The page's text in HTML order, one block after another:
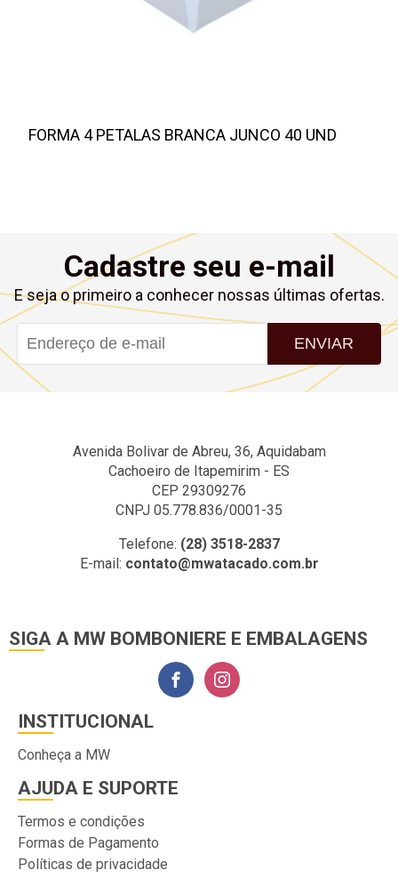
FORMA 4 PETALAS BRANCA JUNCO 40 UND
Cadastre seu e-mail
E seja o primeiro a conhecer nossas últimas ofertas.
ENVIAR
Avenida Bolivar de Abreu, 36, Aquidabam
Cachoeiro de Itapemirim - ES
CEP 29309276
CNPJ 05.778.836/0001-35
Telefone: (28) 3518-2837
E-mail: contato@mwatacado.com.br
SIGA A MW BOMBONIERE E EMBALAGENS
INSTITUCIONAL
Conheça a MW
AJUDA E SUPORTE
Termos e condições
Formas de Pagamento
Políticas de privacidade